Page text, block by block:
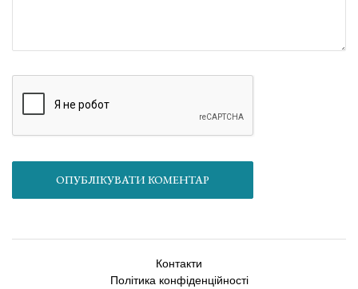
ОПУБЛІКУВАТИ КОМЕНТАР
Контакти
Політика конфіденційності